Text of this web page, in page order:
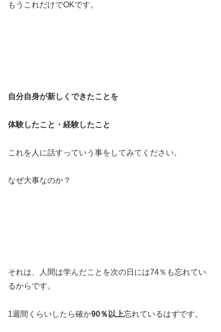
もうこれだけでOKです。
自分自身が新しくできたことを
体験したこと・経験したこと
これを人に話すっていう事をしてみてください。
なぜ大事なのか？
それは、人間は学んだことを次の日には74％も忘れてい
るからです。
1週間くらいしたら確か90％以上忘れているはずです。